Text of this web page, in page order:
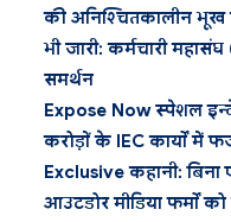
की अनिश्चितकालीन भूख
भी जारी: कर्मचारी
समर्थन
Expose Now स्पेशल
करोड़ों के IEC कार्यों में
Exclusive कहानी: बिना
आउटडोर मीडिया फर्मों